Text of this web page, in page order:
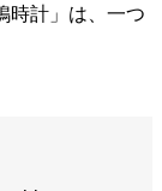
時計」は、一つ